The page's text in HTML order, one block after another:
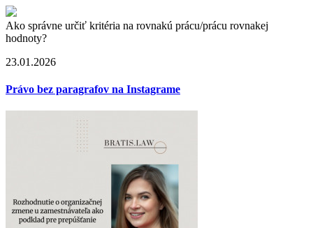
Ako správne určiť kritéria na rovnakú prácu/prácu rovnakej
hodnoty?
23.01.2026
Právo bez paragrafov na Instagrame